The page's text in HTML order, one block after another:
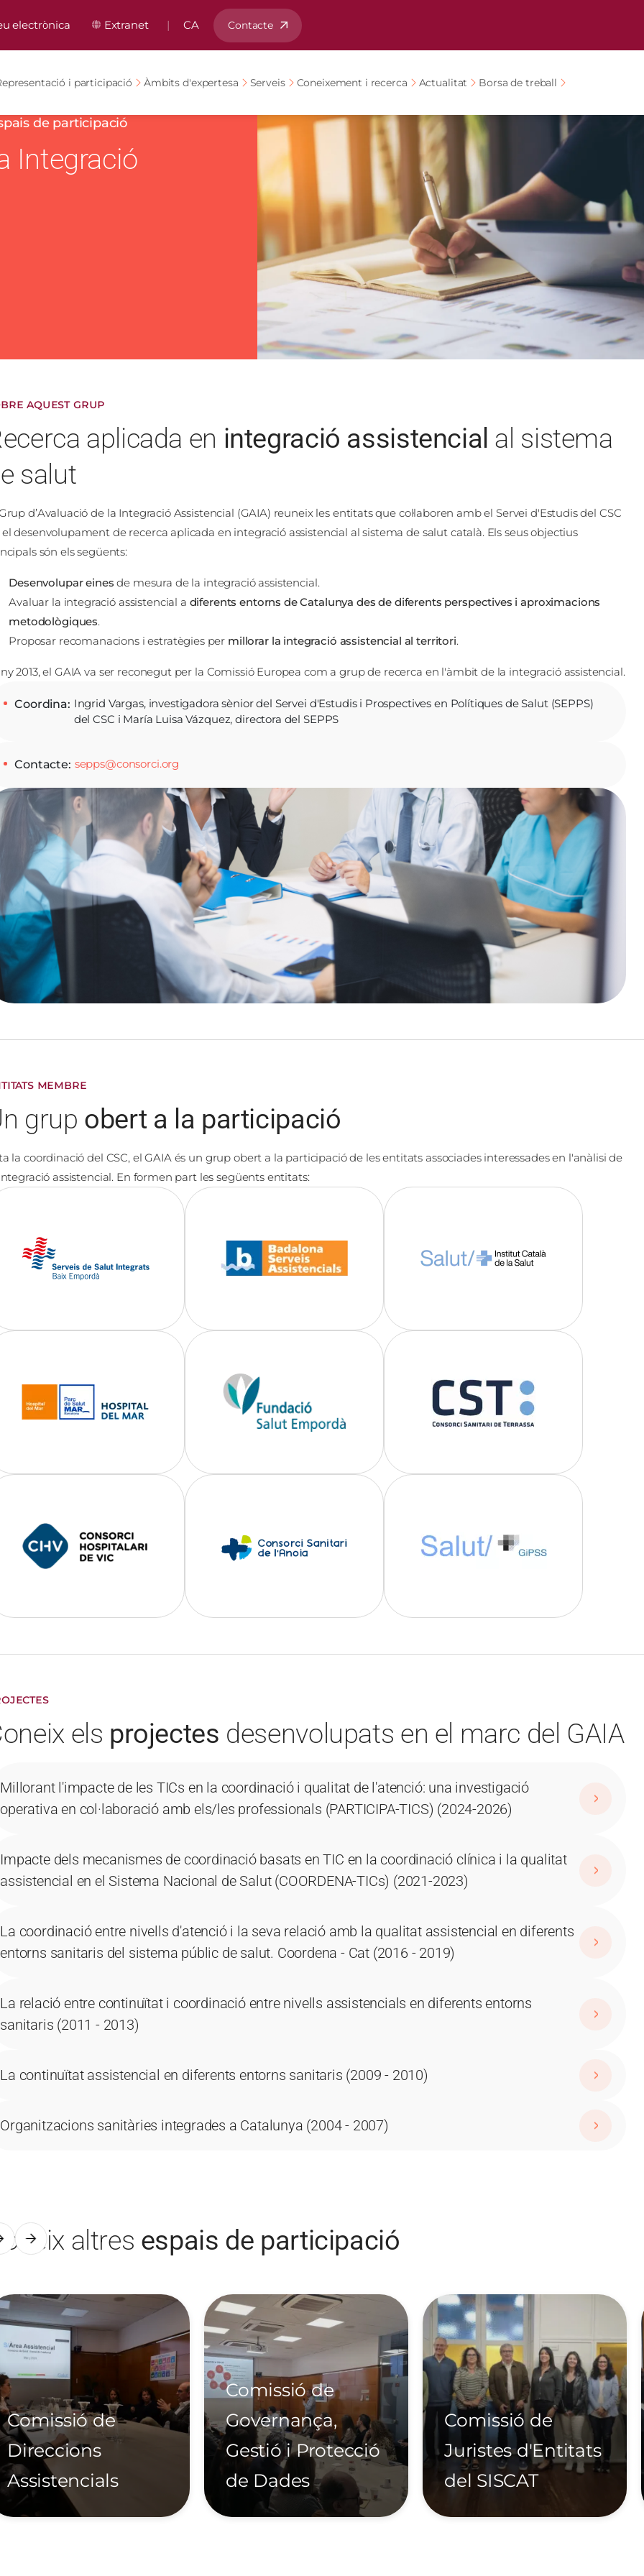
capçalera
electrònica Extranet CA Contacte
i participació Àmbits d'expertesa Serveis Coneixement i recerca Actualitat Borsa de treball
de participació
Integració
Imatge
AQUEST GRUP
aplicada en integració assistencial al sistema
salut
d’Avaluació de la Integració Assistencial (GAIA) reuneix les entitats que col·laboren amb el Servei d'Estudis del CSC
desenvolupament de recerca aplicada en integració assistencial al sistema de salut català. Els seus objectius
són els següents:
Desenvolupar eines de mesura de la integració assistencial.​
Avaluar la integració assistencial a diferents entorns de Catalunya des de diferents perspectives i aproximacions
metodològiques.​
Proposar recomanacions i estratègies per millorar la integració assistencial al territori.
2013, el GAIA va ser reconegut per la Comissió Europea com a grup de recerca en l'àmbit de la integració assistencial.​
Coordina Ingrid Vargas, investigadora sènior del Servei d'Estudis i Prospectives en Polítiques de Salut (SEPPS)
del CSC i María Luisa Vázquez, directora del SEPPS
Contacte sepps@consorci.org
MEMBRE
grup obert a la participació
la coordinació del CSC, el GAIA és un grup obert a la participació de les entitats associades interessades en l'anàlisi de
assistencial. En formen part les següents entitats:​
Imatge
Imatge Imatge
Imatge Imatge Imatge
Imatge Imatge Imatge
els projectes desenvolupats en el marc del GAIA
Millorant l'impacte de les TICs en la coordinació i qualitat de l'atenció: una investigació
operativa en col·laboració amb els/les professionals (PARTICIPA-TICS) (2024-2026)
Impacte dels mecanismes de coordinació basats en TIC en la coordinació clínica i la qualitat
assistencial en el Sistema Nacional de Salut (COORDENA-TICs) (2021-2023)
La coordinació entre nivells d'atenció i la seva relació amb la qualitat assistencial en diferents
entorns sanitaris del sistema públic de salut. Coordena - Cat (2016 - 2019)
La relació entre continuïtat i coordinació entre nivells assistencials en diferents entorns
sanitaris (2011 - 2013)
La continuïtat assistencial en diferents entorns sanitaris (2009 - 2010)
Organitzacions sanitàries integrades a Catalunya (2004 - 2007)
altres espais de participació
Comissió de
Direccions
Assistencials
Imatge
Comissió de
Governança,
Gestió i Protecció
de Dades
Imatge
Comissió de
Juristes d'Entitats
del SISCAT